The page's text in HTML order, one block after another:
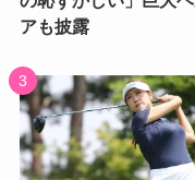
アも披露